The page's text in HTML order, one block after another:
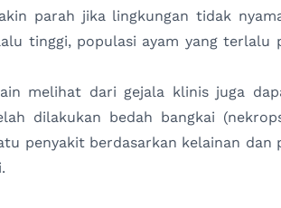
parah jika lingkungan tidak
tinggi, populasi ayam yang terlalu
melihat dari gejala klinis juga
dilakukan bedah bangkai
penyakit berdasarkan kelainan dan